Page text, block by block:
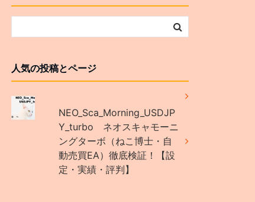
人気の投稿とページ
NEO_Sca_Morning_USDJP
Y_turbo ネオスキャモーニ
ングターボ（ねこ博士・自
動売買EA）徹底検証！【設
定・実績・評判】